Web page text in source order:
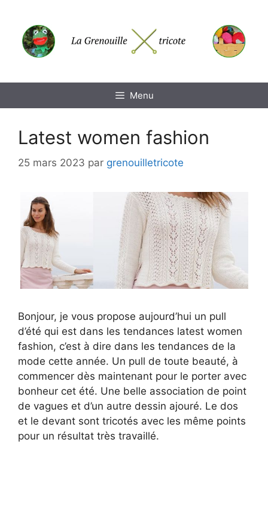
contenu
Menu
Latest women fashion
25 mars 2023 par grenouilletricote
Bonjour, je vous propose aujourd’hui un pull
d’été qui est dans les tendances latest women
fashion, c’est à dire dans les tendances de la
mode cette année. Un pull de toute beauté, à
commencer dès maintenant pour le porter avec
bonheur cet été. Une belle association de point
de vagues et d’un autre dessin ajouré. Le dos
et le devant sont tricotés avec les même points
pour un résultat très travaillé.